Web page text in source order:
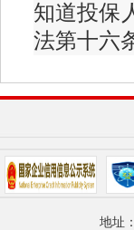
知道投保
法第十六
地址